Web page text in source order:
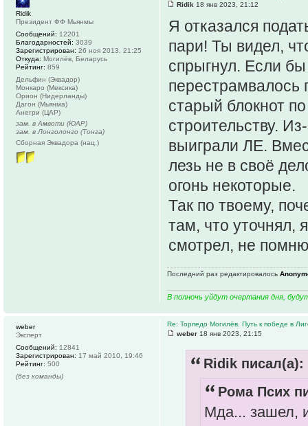
Ridik 18 янв 2023, 21:12
Я отказался
пари! Ты видел,
спрыгнул. Если
перестрамвалось
старый блокнот
строительству.
выиграли ЛЕ.
лезь не в своё
огонь некоторые.
Так по твоему,
там, что уточнял,
смотрел, не
Последний раз редактировалось
В полночь уйдут очертания дня,
Ridik
Президент ФФ Мьянмы
Сообщений: 12201
Благодарностей: 3039
Зарегистрирован: 26 ноя 2013, 21:25
Откуда: Могилёв, Беларусь
Рейтинг: 859
Дельфин (Эквадор)
Монкаро (Мексика)
Орион (Нидерланды)
Дагон (Мьянма)
Анегри (ЦАР)
зам. в Амвоти (ЮАР)
зам. в Лонголонго (Тонга)
Сборная Эквадора (нац.)
Re: Торпедо Могилёв. Путь к победе в
weber 18 янв 2023, 21:15
Ridik писал(а):
Рома Псих
Мда... зашел,
weber
Эксперт
Сообщений: 12841
Зарегистрирован: 17 май 2010, 19:46
Рейтинг: 500
(без команды)